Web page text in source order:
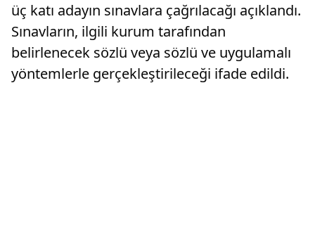
üç katı adayın sınavlara çağrılacağı açıklandı.
Sınavların, ilgili kurum tarafından
belirlenecek sözlü veya sözlü ve uygulamalı
yöntemlerle gerçekleştirileceği ifade edildi.